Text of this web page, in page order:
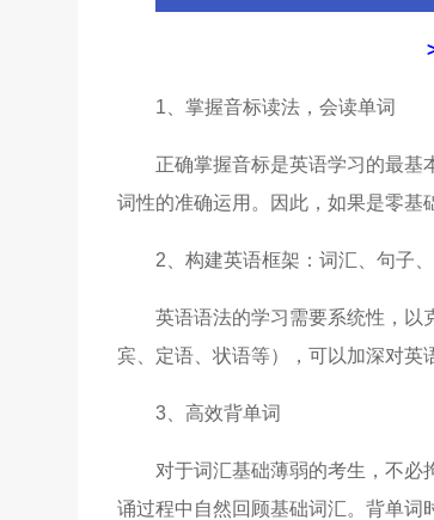
1、掌握音标读法，会读单词
正确掌握音标是英语学习的最基
词性的准确运用。因此，如果是零基
2、构建英语框架：词汇、句子
英语语法的学习需要系统性，以
宾、定语、状语等），可以加深对英
3、高效背单词
对于词汇基础薄弱的考生，不必
诵过程中自然回顾基础词汇。背单词